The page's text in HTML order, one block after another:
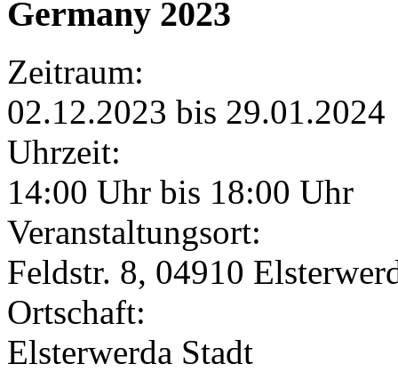
Germany 2023
Zeitraum:
02.12.2023 bis 29.01.2024
Uhrzeit:
14:00 Uhr bis 18:00 Uhr
Veranstaltungsort:
Feldstr. 8, 04910
Ortschaft:
Elsterwerda Stadt